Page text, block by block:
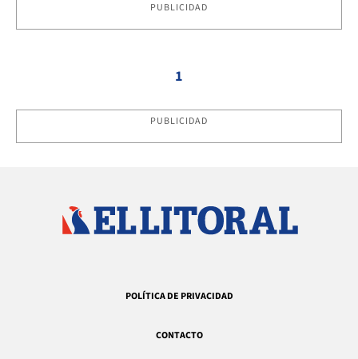
PUBLICIDAD
1
PUBLICIDAD
POLÍTICA DE PRIVACIDAD
CONTACTO